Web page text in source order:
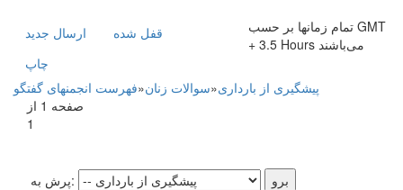
ارسال جديد
قفل شده
چاپ
تمام زمانها بر حسب GMT
+ 3.5 Hours می‌باشند
فهرست انجمنهای گفتگو»سوالات زنان»پیشگیری از بارداری
صفحه 1 از
1
پرش به: